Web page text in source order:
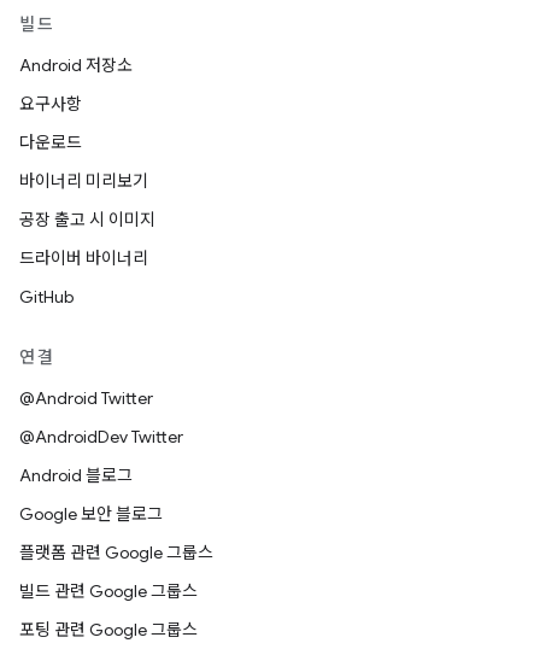
빌드
Android 저장소
요구사항
다운로드
바이너리 미리보기
공장 출고 시 이미지
드라이버 바이너리
GitHub
연결
@Android Twitter
@AndroidDev Twitter
Android 블로그
Google 보안 블로그
플랫폼 관련 Google 그룹스
빌드 관련 Google 그룹스
포팅 관련 Google 그룹스